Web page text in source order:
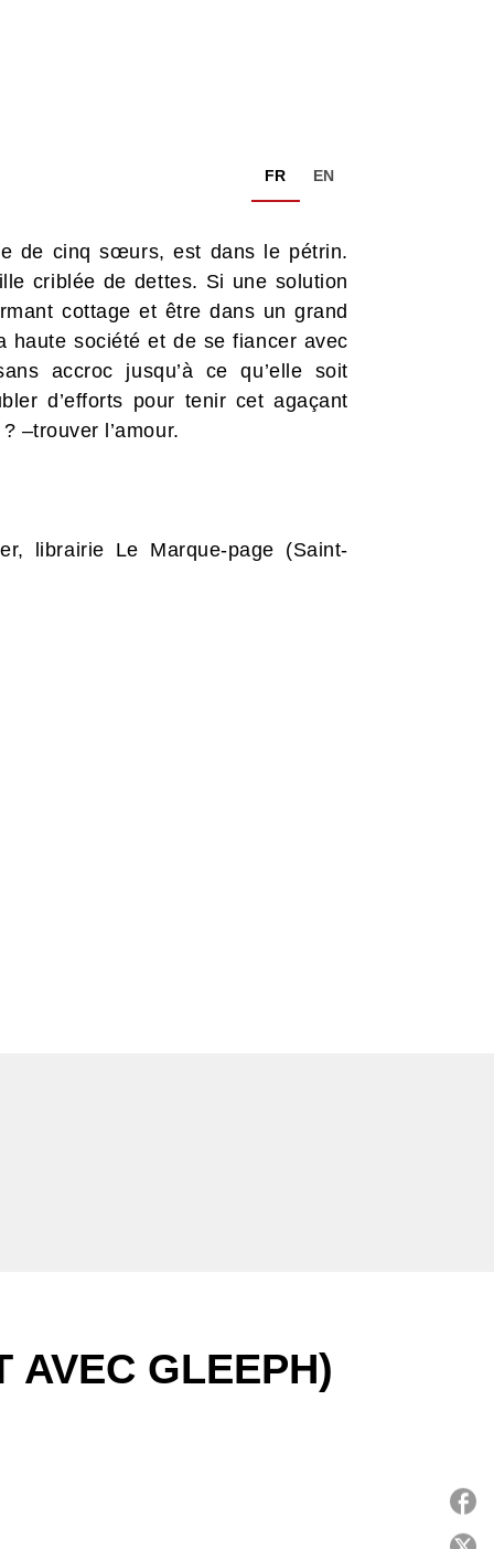
FR EN
de cinq sœurs, est dans le pétrin.
criblée de dettes. Si une solution
cottage et être dans un grand
haute société et de se fiancer avec
accroc jusqu’à ce qu’elle soit
d’efforts pour tenir cet agaçant
–trouver l’amour.
librairie Le Marque-page (Saint-
AVEC GLEEPH)